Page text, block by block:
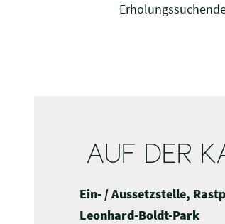
AUF DER
Ein- / Aussetzstelle,
Leonhard-Boldt-Park